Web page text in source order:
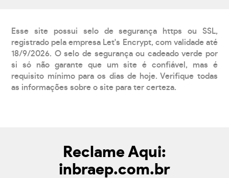
Esse site possui selo de segurança https ou SSL,
registrado pela empresa Let's Encrypt, com validade até
18/9/2026. O selo de segurança ou cadeado verde por
si só não garante que um site é confiável, mas é
requisito mínimo para os dias de hoje. Verifique todas
as informações sobre o site para ter certeza.
Reclame Aqui:
inbraep.com.br